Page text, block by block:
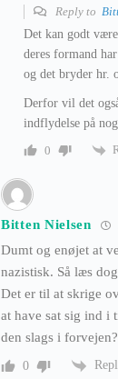
Reply to
Det kan godt
deres formand
og det bryder hr.
Derfor vil det
indflydelse på
0
Bitten Nielsen
Dumt og enøjet at
nazistisk. Så læs
Det er til at skrige
at have sat sig ind
den slags i forvejen?
0